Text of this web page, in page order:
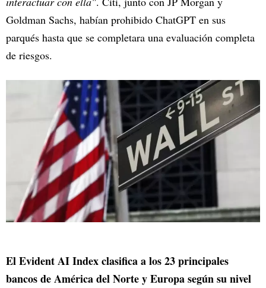
Goldman Sachs, habían prohibido ChatGPT en sus
parqués hasta que se completara una evaluación completa
de riesgos.
El Evident AI Index clasifica a los 23 principales
bancos de América del Norte y Europa según su nivel